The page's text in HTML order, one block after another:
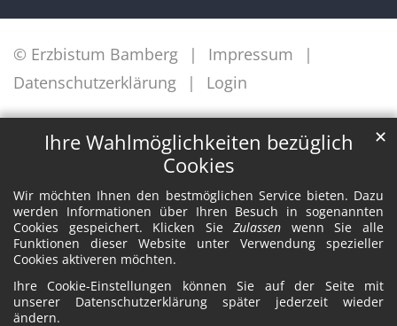
Ihre Wahlmöglichkeiten bezüglich
Cookies
Wir möchten Ihnen den bestmöglichen Service bieten. Dazu
werden Informationen über Ihren Besuch in sogenannten
Cookies gespeichert. Klicken SieZulassen wenn Sie alle
Funktionen dieser Website unter Verwendung spezieller
Cookies aktiveren möchten.
Ihre Cookie-Einstellungen können Sie auf der Seite mit
unserer Datenschutzerklärung später jederzeit wieder
ändern.
✕
© Erzbistum Bamberg
Impressum
Datenschutzerklärung
Login